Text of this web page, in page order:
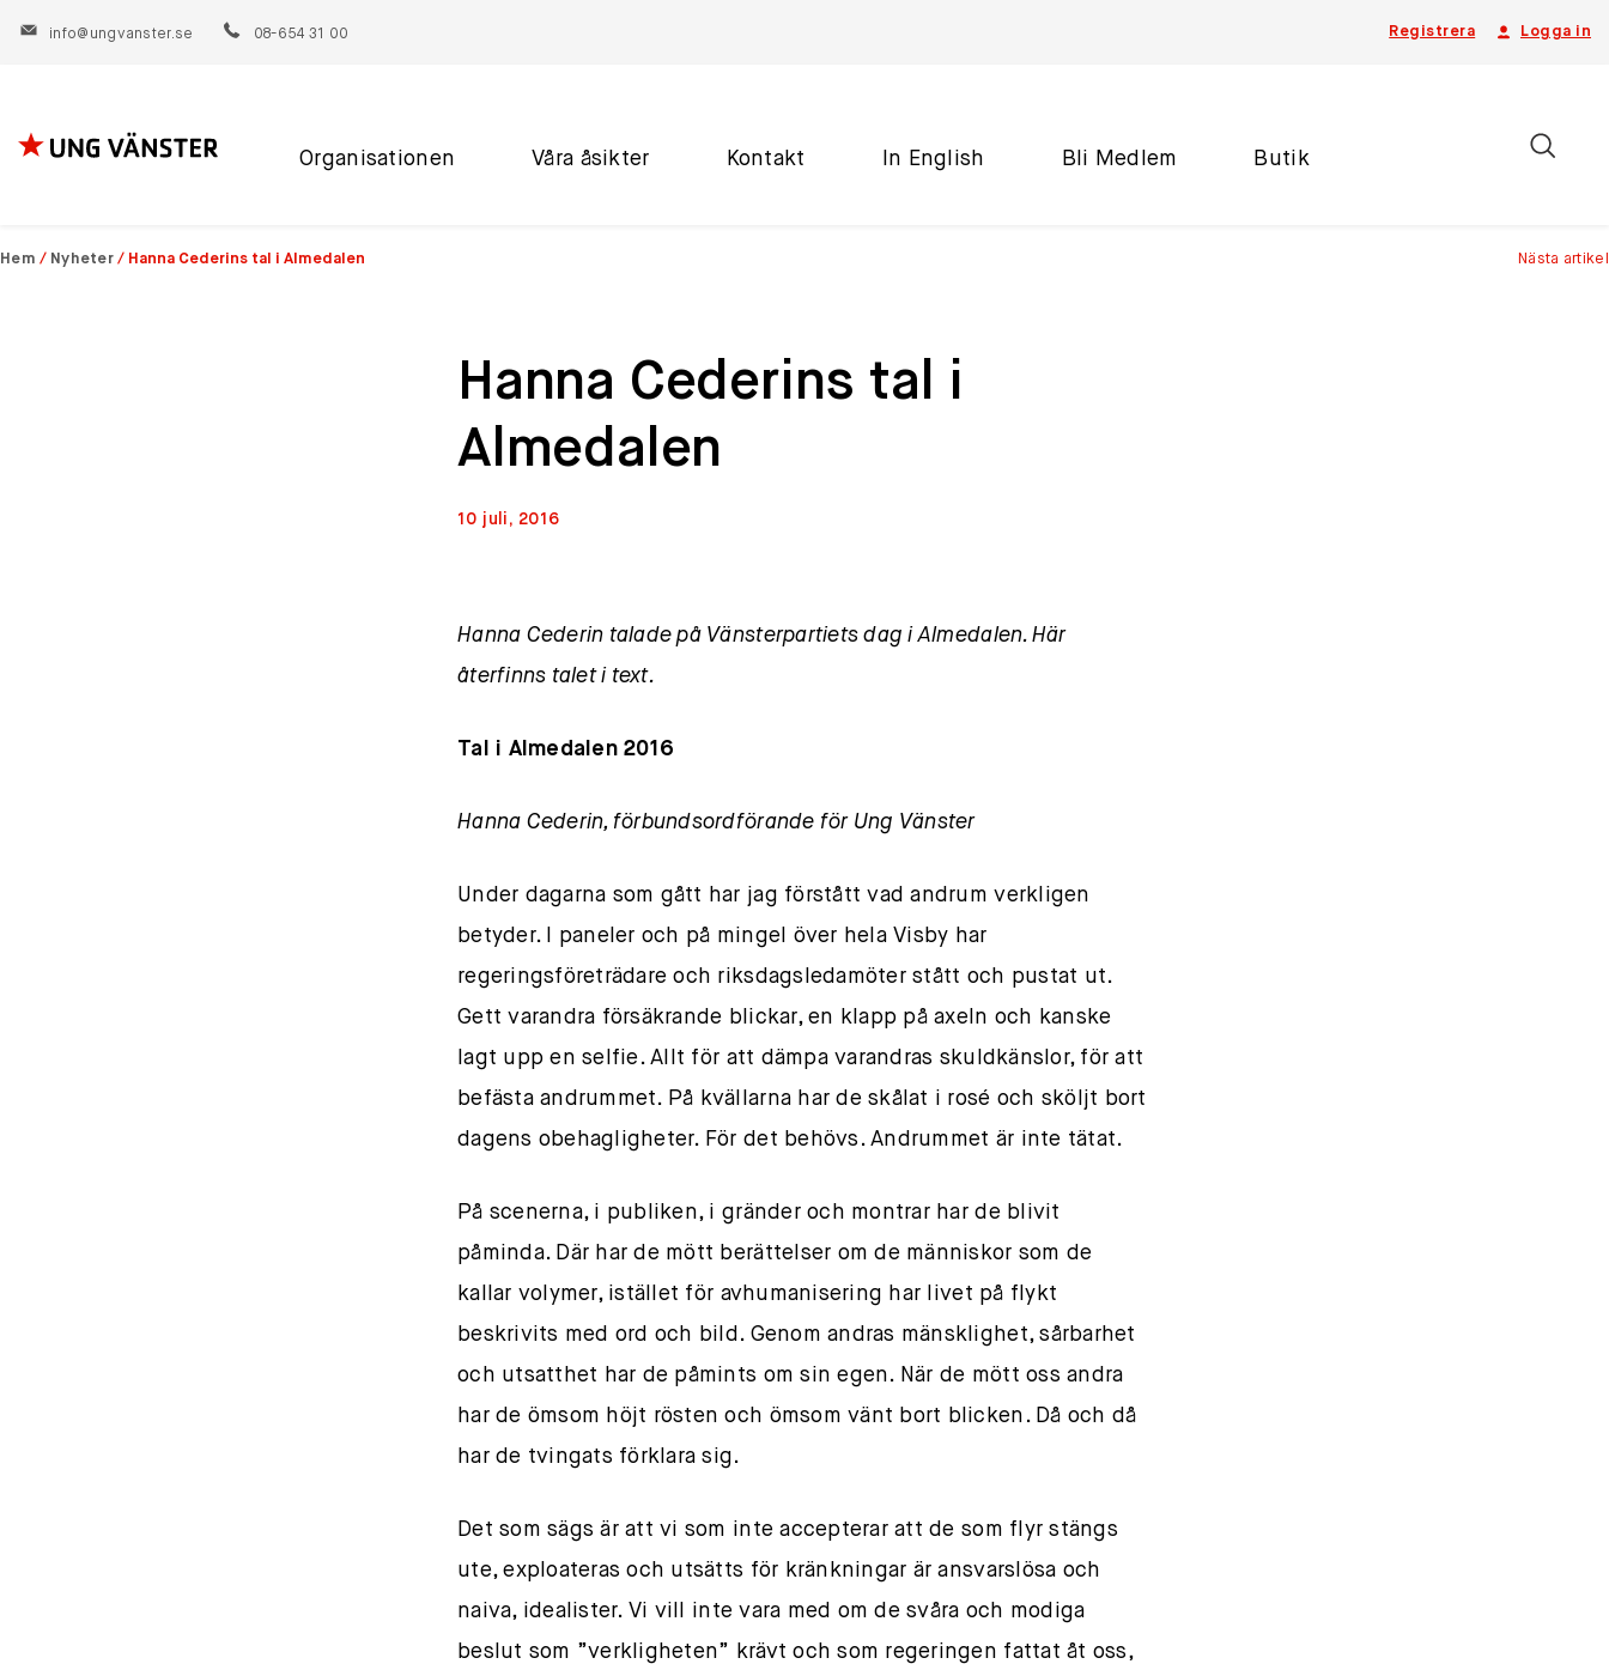
Registrera Logga in
info@ungvanster.se 08-654 31 00
Hoppa
Organisationen Våra åsikter Kontakt In English Bli Medlem Butik
Hem / Nyheter / Hanna Cederins tal i Almedalen Nästa artikel
Hanna Cederins tal i
Almedalen
10 juli, 2016
Hanna Cederin talade på Vänsterpartiets dag i Almedalen. Här
återfinns talet i text.
Tal i Almedalen 2016
Hanna Cederin, förbundsordförande för Ung Vänster
Under dagarna som gått har jag förstått vad andrum verkligen
betyder. I paneler och på mingel över hela Visby har
regeringsföreträdare och riksdagsledamöter stått och pustat ut.
Gett varandra försäkrande blickar, en klapp på axeln och kanske
lagt upp en selfie. Allt för att dämpa varandras skuldkänslor, för att
befästa andrummet. På kvällarna har de skålat i rosé och sköljt bort
dagens obehagligheter. För det behövs. Andrummet är inte tätat.
På scenerna, i publiken, i gränder och montrar har de blivit
påminda. Där har de mött berättelser om de människor som de
kallar volymer, istället för avhumanisering har livet på flykt
beskrivits med ord och bild. Genom andras mänsklighet, sårbarhet
och utsatthet har de påmints om sin egen. När de mött oss andra
har de ömsom höjt rösten och ömsom vänt bort blicken. Då och då
har de tvingats förklara sig.
Det som sägs är att vi som inte accepterar att de som flyr stängs
ute, exploateras och utsätts för kränkningar är ansvarslösa och
naiva, idealister. Vi vill inte vara med om de svåra och modiga
beslut som ”verkligheten” krävt och som regeringen fattat åt oss,